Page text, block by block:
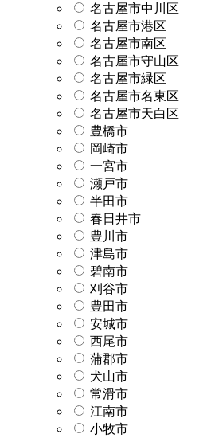
名古屋市中川区
名古屋市港区
名古屋市南区
名古屋市守山区
名古屋市緑区
名古屋市名東区
名古屋市天白区
豊橋市
岡崎市
一宮市
瀬戸市
半田市
春日井市
豊川市
津島市
碧南市
刈谷市
豊田市
安城市
西尾市
蒲郡市
犬山市
常滑市
江南市
小牧市